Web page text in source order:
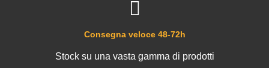
Consegna veloce 48-72h
Stock su una vasta gamma di prodotti